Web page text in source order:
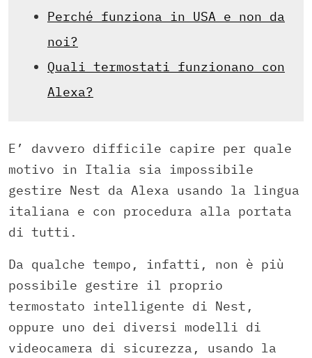
Perché funziona in USA e non da
noi?
Quali termostati funzionano con
Alexa?
E’ davvero difficile capire per quale
motivo in Italia sia impossibile
gestire Nest da Alexa usando la lingua
italiana e con procedura alla portata
di tutti.
Da qualche tempo, infatti, non è più
possibile gestire il proprio
termostato intelligente di Nest,
oppure uno dei diversi modelli di
videocamera di sicurezza, usando la